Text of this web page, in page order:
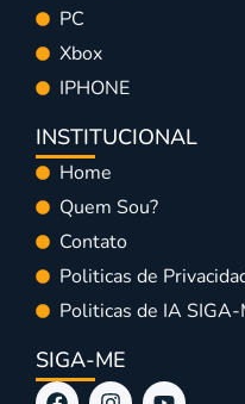
PC
Xbox
IPHONE
INSTITUCIONAL
Home
Quem Sou?
Contato
Politicas de
Politicas de IA SIGA-
SIGA-ME